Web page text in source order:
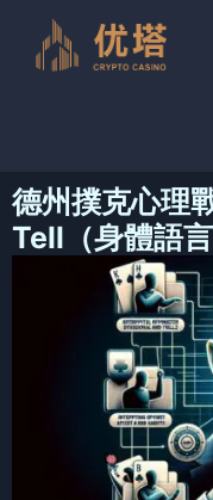
德州撲克心理
Tell（身體語